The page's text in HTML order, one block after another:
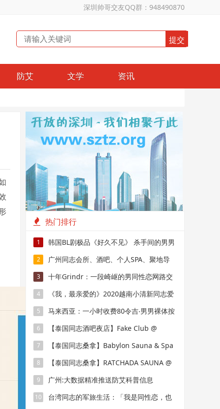
深圳帅哥交友QQ群：948490870
防艾 文学 资讯
热门排行
1
韩国BL剧极品《好久不见》 杀手间的男男
禁恋，要性命还是爱情？
2
广州同志会所、酒吧、个人SPA、聚地导
航
3
十年Grindr：一段崎岖的男同性恋网路交
友史
4
《我，最亲爱的》2020越南小清新同志爱
情电影！
5
马来西亚：一小时收费80令吉‧男男裸体按
摩辟新市场
6
【泰国同志酒吧夜店】Fake Club @
BKK：曼谷最棒的小鲜肉走秀
7
【泰国同志桑拿】Babylon Sauna & Spa
@ BKK：欧洲老年人和亚洲熊的俱乐部
8
【泰国同志桑拿】RATCHADA SAUNA @
BKK：更名后的R3 Sauna
9 广州:大数据精准推送防艾科普信息
10
台湾同志的军旅生活：「我是同性恋，也